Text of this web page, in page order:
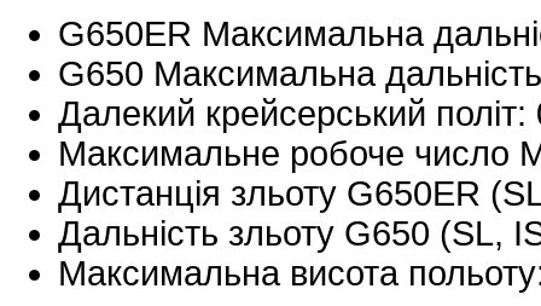
G650ER Максимальна
G650 Максимальна
Далекий крейсерський
Максимальне робоче число
Дистанція зльоту G650ER
Дальність зльоту G650 (SL,
Максимальна висота